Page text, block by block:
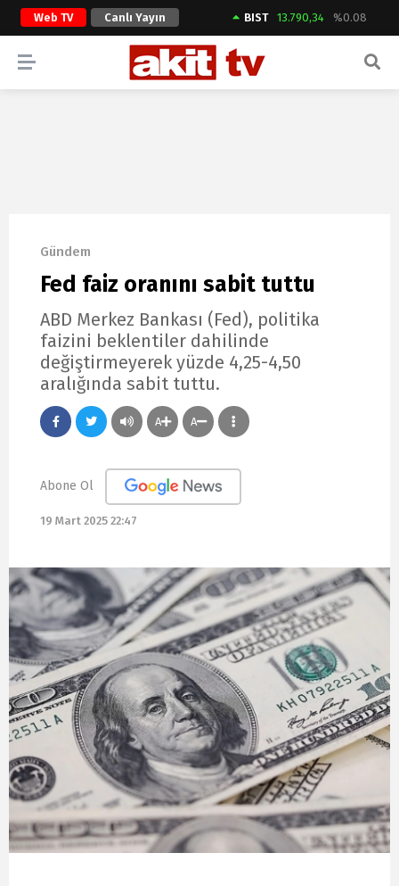
Web TV Canlı Yayın BIST 13.790,34 %0.08
ARAMA YAP
Gündem
Fed faiz oranını sabit tuttu
ABD Merkez Bankası (Fed), politika
faizini beklentiler dahilinde
değiştirmeyerek yüzde 4,25-4,50
aralığında sabit tuttu.
A A
Abone Ol
19 Mart 2025 22:47